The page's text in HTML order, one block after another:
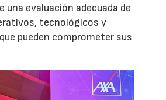
una evaluación adecuada de
tecnológicos y
pueden comprometer sus